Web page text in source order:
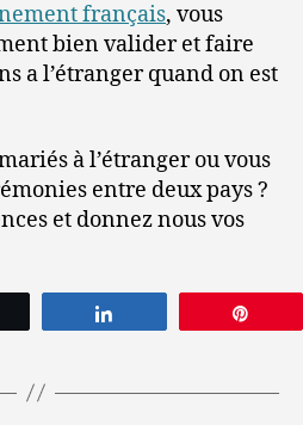
français, vous
bien valider et faire
a l’étranger quand on est
à l’étranger ou vous
entre deux pays ?
et donnez nous vos